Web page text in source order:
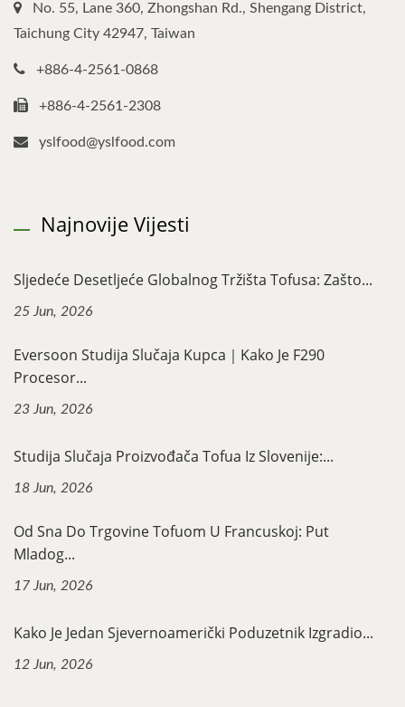
No. 55, Lane 360, Zhongshan Rd., Shengang District,
Taichung City 42947, Taiwan
+886-4-2561-0868
+886-4-2561-2308
yslfood@yslfood.com
Najnovije Vijesti
Sljedeće Desetljeće Globalnog Tržišta Tofusa: Zašto...
25 Jun, 2026
Eversoon Studija Slučaja Kupca｜Kako Je F290
Procesor...
23 Jun, 2026
Studija Slučaja Proizvođača Tofua Iz Slovenije:...
18 Jun, 2026
Od Sna Do Trgovine Tofuom U Francuskoj: Put
Mladog...
17 Jun, 2026
Kako Je Jedan Sjevernoamerički Poduzetnik Izgradio...
12 Jun, 2026